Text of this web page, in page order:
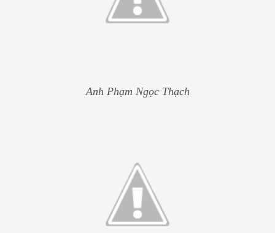
Anh Phạm Ngọc Thạch